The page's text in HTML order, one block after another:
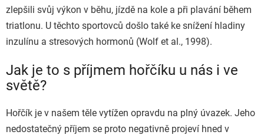
zlepšili svůj výkon v běhu, jízdě na kole a při plavání během
triatlonu. U těchto sportovců došlo také ke snížení hladiny
inzulínu a stresových hormonů (Wolf et al., 1998).
Jak je to s příjmem hořčíku u nás i ve
světě?
Hořčík je v našem těle vytížen opravdu na plný úvazek. Jeho
nedostatečný příjem se proto negativně projeví hned v